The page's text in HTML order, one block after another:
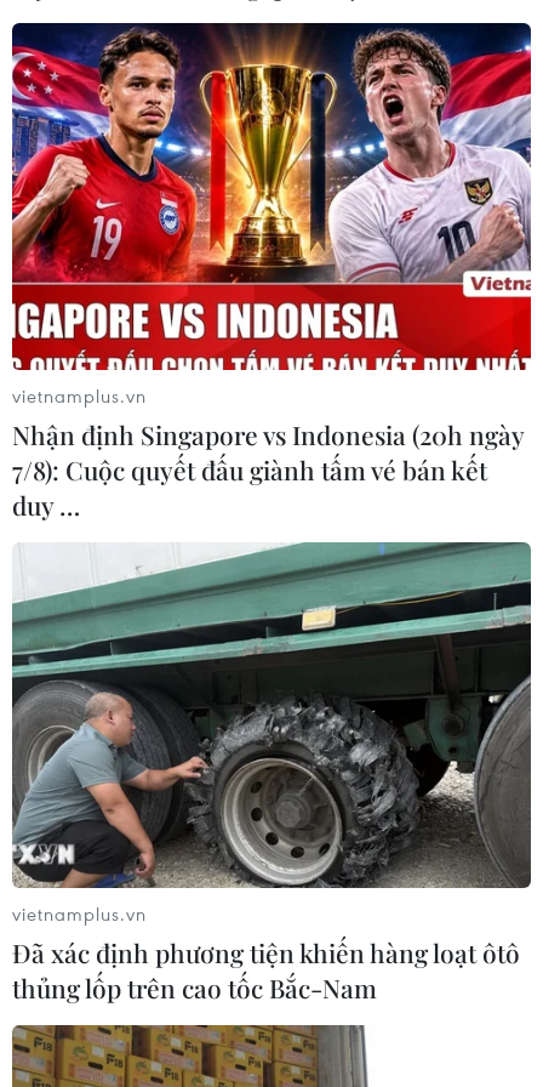
vietnamplus.vn
Nhận định Singapore vs Indonesia (20h ngày
7/8): Cuộc quyết đấu giành tấm vé bán kết
duy …
vietnamplus.vn
Đã xác định phương tiện khiến hàng loạt ôtô
thủng lốp trên cao tốc Bắc-Nam